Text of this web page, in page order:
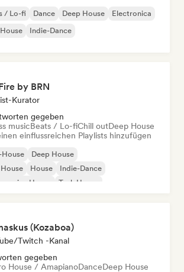
/ Lo-fi Dance Deep House
Electronica
House Indie-Dance
by BRN
Kurator
gegeben
musicBeats / Lo-fiChill outDeep House
einflussreichen Playlists hinzufügen
Deep House
House
Indie-Dance
House
Tech House
(Kozaboa)
Twitch -Kanal
gegeben
House / AmapianoDanceDeep House